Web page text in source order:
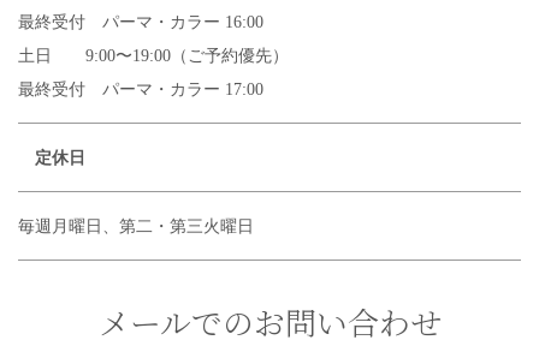
最終受付 パーマ・カラー 16:00
土日 9:00〜19:00（ご予約優先）
最終受付 パーマ・カラー 17:00
定休日
毎週月曜日、第二・第三火曜日
メールでのお問い合わせ